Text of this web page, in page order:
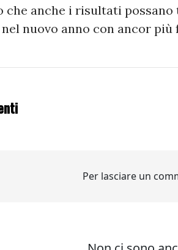
che anche i risultati
nuovo anno con ancor più